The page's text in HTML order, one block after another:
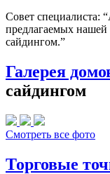
Совет специалиста:
предлагаемых нашей
сайдингом.”
Галерея
сайдингом
Смотреть все фото
Торговые